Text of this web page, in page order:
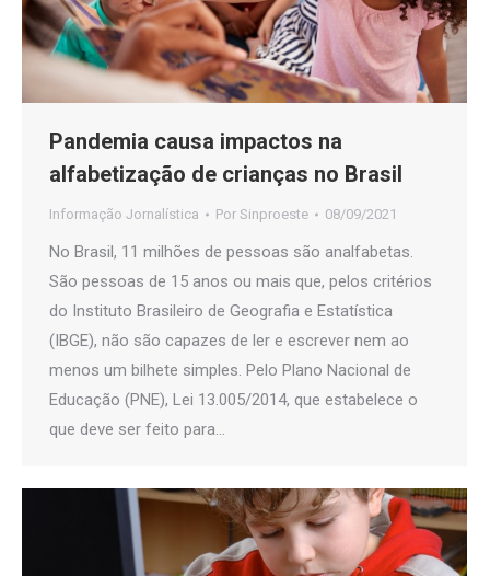
Pandemia causa impactos na
alfabetização de crianças no Brasil
Informação Jornalística Por Sinproeste 08/09/2021
No Brasil, 11 milhões de pessoas são analfabetas.
São pessoas de 15 anos ou mais que, pelos critérios
do Instituto Brasileiro de Geografia e Estatística
(IBGE), não são capazes de ler e escrever nem ao
menos um bilhete simples. Pelo Plano Nacional de
Educação (PNE), Lei 13.005/2014, que estabelece o
que deve ser feito para…